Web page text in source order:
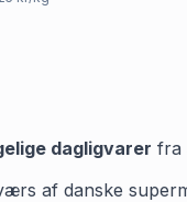
dagligvarer fra
af danske